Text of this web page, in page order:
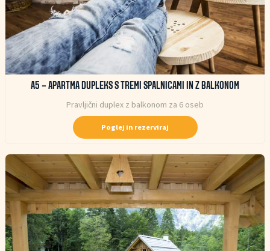
A5 – APARTMA DUPLEKS S TREMI SPALNICAMI IN Z BALKONOM
Pravljični duplex z balkonom za 6 oseb
Poglej in rezerviraj